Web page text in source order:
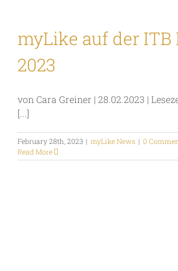
myLike auf der ITB
2023
von Cara Greiner | 28.02.2023 |
[...]
February 28th, 2023 | myLike News | 0
Read More